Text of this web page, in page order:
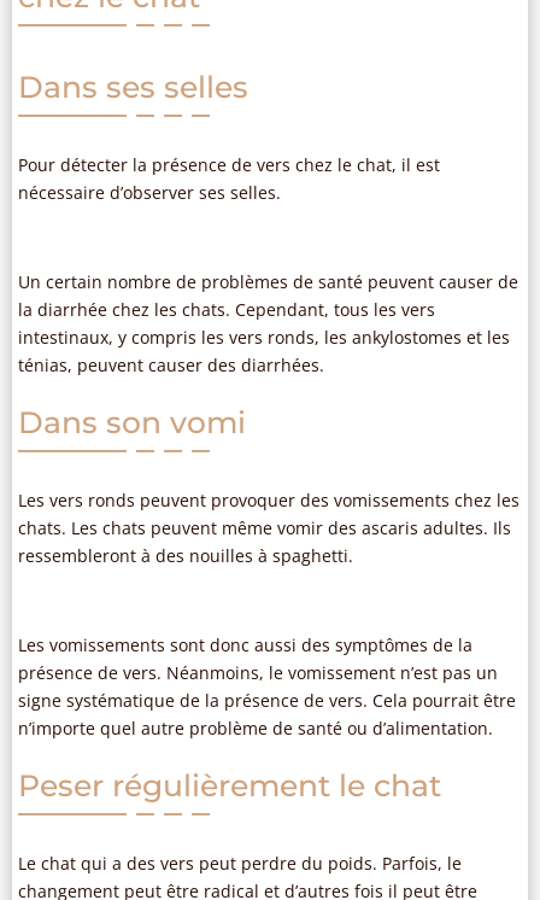
Dans ses selles
Pour détecter la présence de vers chez le chat, il est
nécessaire d’observer ses selles.
Un certain nombre de problèmes de santé peuvent causer de
la diarrhée chez les chats. Cependant, tous les vers
intestinaux, y compris les vers ronds, les ankylostomes et les
ténias, peuvent causer des diarrhées.
Dans son vomi
Les vers ronds peuvent provoquer des vomissements chez les
chats. Les chats peuvent même vomir des ascaris adultes. Ils
ressembleront à des nouilles à spaghetti.
Les vomissements sont donc aussi des symptômes de la
présence de vers. Néanmoins, le vomissement n’est pas un
signe systématique de la présence de vers. Cela pourrait être
n’importe quel autre problème de santé ou d’alimentation.
Peser régulièrement le chat
Le chat qui a des vers peut perdre du poids. Parfois, le
changement peut être radical et d’autres fois il peut être